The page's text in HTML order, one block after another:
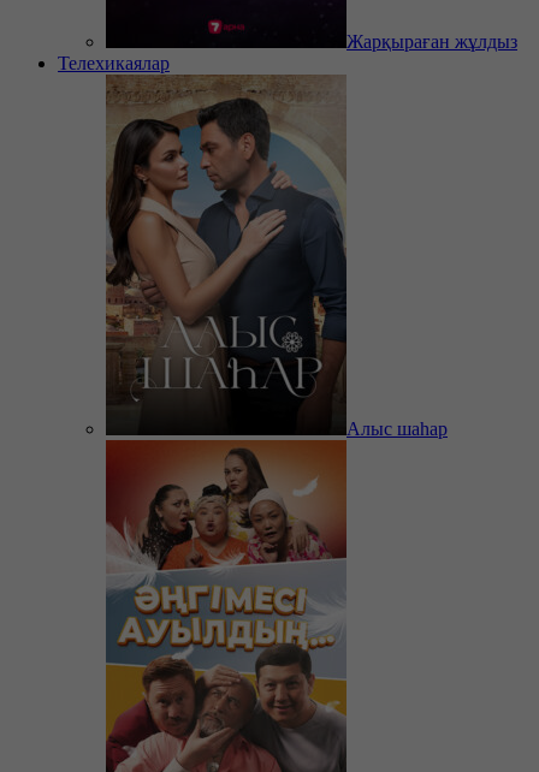
Жарқыраған жұлдыз
Телехикаялар
Алыс шаһар